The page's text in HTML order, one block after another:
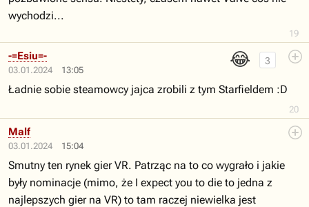
19
wychodzi...
03.01.2024 13:05
😂
20
3
-=Esiu=-
Ładnie sobie steamowcy jajca zrobili z tym Starfieldem :D
03.01.2024 15:04
Malf
Smutny ten rynek gier VR. Patrząc na to co wygrało i jakie
były nominacje (mimo, że I expect you to die to jedna z
najlepszych gier na VR) to tam raczej niewielka jest